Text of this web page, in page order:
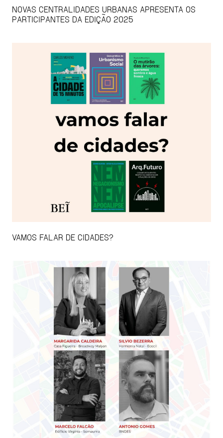
NOVAS CENTRALIDADES URBANAS APRESENTA OS
PARTICIPANTES DA EDIÇÃO 2025
VAMOS FALAR DE CIDADES?